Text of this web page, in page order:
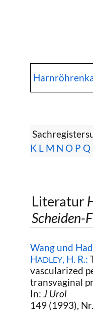
K L M N O P Q
Literatur
Scheiden-
Wang und
HADLEY, H. R.:
vascularized
transvaginal
In: J Urol
149 (1993),